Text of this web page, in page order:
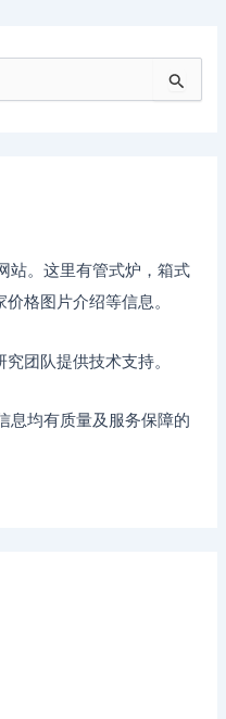
站。这里有管式炉，箱式
格图片介绍等信息。
团队提供技术支持。
息均有质量及服务保障的